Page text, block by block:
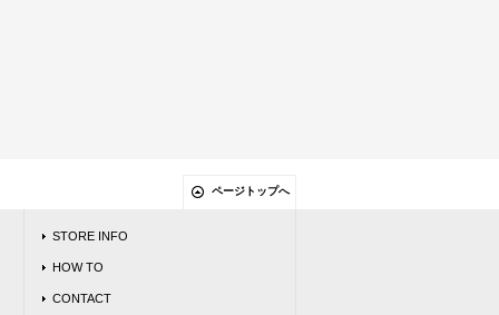
ページトップへ
STORE INFO
HOW TO
CONTACT